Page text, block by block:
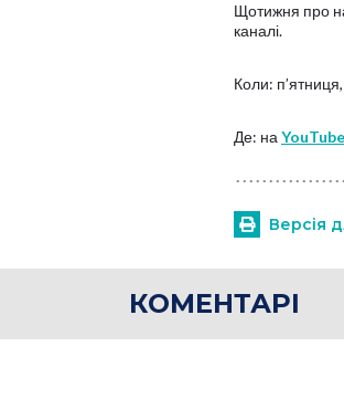
Щотижня про
каналі.
Коли:
Де: на
Версія
КОМЕНТАРІ